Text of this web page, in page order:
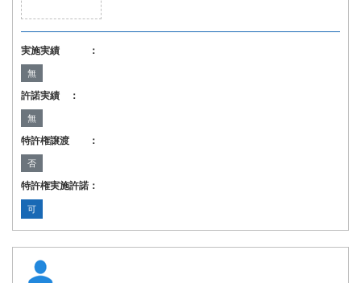
実施実績 ：
無
許諾実績 ：
無
特許権譲渡 ：
否
特許権実施許諾：
可